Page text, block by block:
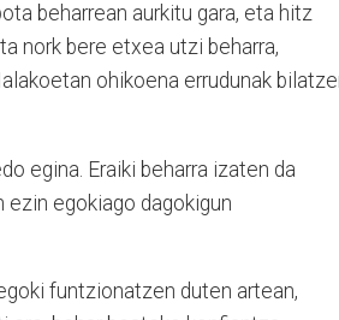
beharrean aurkitu gara, eta hitz
nork bere etxea utzi beharra,
ohikoena errudunak
egina. Eraiki beharra izaten da
ezin egokiago dagokigun
funtzionatzen duten artean,